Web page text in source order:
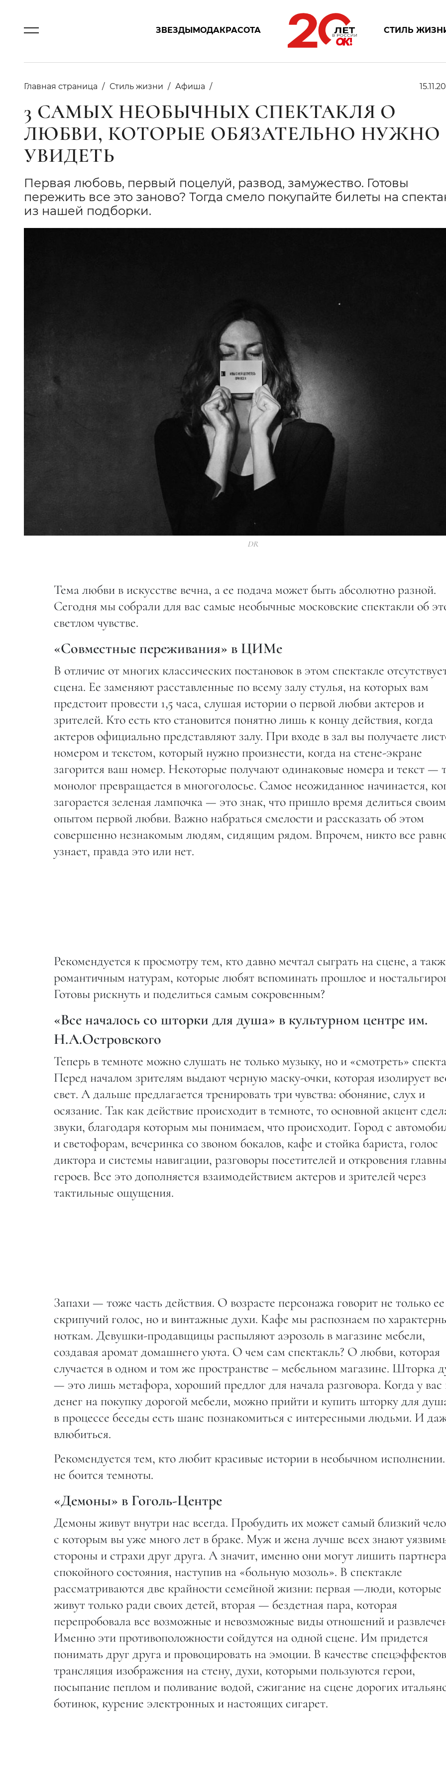
ЗВЕЗДЫМОДАКРАСОТА СТИЛЬ
Главная страница Стиль жизни Афиша
3 САМЫХ НЕОБЫЧНЫХ СПЕКТАКЛЯ О
ЛЮБВИ, КОТОРЫЕ ОБЯЗАТЕЛЬНО НУЖНО
УВИДЕТЬ
Первая любовь, первый поцелуй, развод, замужество. Готовы
пережить все это заново? Тогда смело покупайте билеты на
из нашей подборки.
DR
Тема любви в искусстве вечна, а ее подача может быть абсолютно разной.
Сегодня мы собрали для вас самые необычные московские спектакли об
светлом чувстве.
«Совместные переживания» в ЦИМе
В отличие от многих классических постановок в этом спектакле
сцена. Ее заменяют расставленные по всему залу стулья, на которых вам
предстоит провести 1,5 часа, слушая истории о первой любви актеров и
зрителей. Кто есть кто становится понятно лишь к концу действия, когда
актеров официально представляют залу. При входе в зал вы получаете
номером и текстом, который нужно произнести, когда на стене-экране
загорится ваш номер. Некоторые получают одинаковые номера и текст —
монолог превращается в многоголосье. Самое неожиданное начинается,
загорается зеленая лампочка — это знак, что пришло время делиться своим
опытом первой любви. Важно набраться смелости и рассказать об этом
совершенно незнакомым людям, сидящим рядом. Впрочем, никто все
узнает, правда это или нет.
Рекомендуется к просмотру тем, кто давно мечтал сыграть на сцене, а
романтичным натурам, которые любят вспоминать прошлое и
Готовы рискнуть и поделиться самым сокровенным?
«Все началось со шторки для душа» в культурном центре им.
Н.А.Островского
Теперь в темноте можно слушать не только музыку, но и «смотреть»
Перед началом зрителям выдают черную маску-очки, которая изолирует
свет. А дальше предлагается тренировать три чувства: обоняние, слух и
осязание. Так как действие происходит в темноте, то основной акцент
звуки, благодаря которым мы понимаем, что происходит. Город с
и светофорам, вечеринка со звоном бокалов, кафе и стойка бариста, голос
диктора и системы навигации, разговоры посетителей и откровения
героев. Все это дополняется взаимодействием актеров и зрителей через
тактильные ощущения.
Запахи — тоже часть действия. О возрасте персонажа говорит не только ее
скрипучий голос, но и винтажные духи. Кафе мы распознаем по
ноткам. Девушки-продавщицы распыляют аэрозоль в магазине мебели,
создавая аромат домашнего уюта. О чем сам спектакль? О любви, которая
случается в одном и том же пространстве – мебельном магазине. Шторка
— это лишь метафора, хороший предлог для начала разговора. Когда у вас
денег на покупку дорогой мебели, можно прийти и купить шторку для
в процессе беседы есть шанс познакомиться с интересными людьми. И
влюбиться.
Рекомендуется тем, кто любит красивые истории в необычном
не боится темноты.
«Демоны» в Гоголь-Центре
Демоны живут внутри нас всегда. Пробудить их может самый близкий
с которым вы уже много лет в браке. Муж и жена лучше всех знают
стороны и страхи друг друга. А значит, именно они могут лишить партнера
спокойного состояния, наступив на «больную мозоль». В спектакле
рассматриваются две крайности семейной жизни: первая —люди, которые
живут только ради своих детей, вторая — бездетная пара, которая
перепробовала все возможные и невозможные виды отношений и
Именно эти противоположности сойдутся на одной сцене. Им придется
понимать друг друга и провоцировать на эмоции. В качестве
трансляция изображения на стену, духи, которыми пользуются герои,
посыпание пеплом и поливание водой, сжигание на сцене дорогих
ботинок, курение электронных и настоящих сигарет.